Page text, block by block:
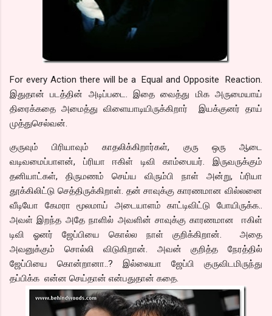
For every Action there will be a Equal and Opposite Reaction.
இதுதான் படத்தின் அடிப்படை. இதை வைத்து மிக அருமையாய்
திரைக்கதை அமைத்து விளையாடியிருக்கிறார் இயக்குனர் தாய்
முத்துசெல்வன்.
குருவும் பிரியாவும் காதலிக்கிறார்கள், குரு ஒரு ஆடை
வடிவமைப்பாளன், ப்ரியா ஈகிள் டிவி காம்பையர். இருவருக்கும்
தனியாட்கள், திருமணம் செய்ய விரும்பி நாள் அன்று, ப்ரியா
தூக்கிலிட்டு செத்திருக்கிறாள். தன் சாவுக்கு காரணமான வில்லனை
வீடியோ கேமரா மூலமாய் அடையாளம் காட்டிவிட்டு போயிருக்க..
அவள் இறந்த அதே நாளில் அவளின் சாவுக்கு காரணமான ஈகிள்
டிவி ஓனர் ஜேப்பியை கொல்ல நாள் குறிக்கிறான். அதை
அவனுக்கும் சொல்லி விடுகிறான். அவன் குறித்த நேரத்தில்
ஜேப்பியை கொன்றானா..? இல்லையா ஜேப்பி குருவிடமிருந்து
தப்பிக்க என்ன செய்தான் என்பதுதான் கதை.